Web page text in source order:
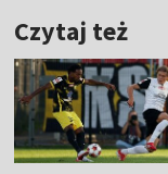
Czytaj też